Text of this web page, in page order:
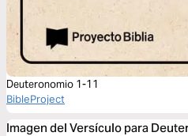
Deuteronomio 1-11
BibleProject
Imagen del Versículo para